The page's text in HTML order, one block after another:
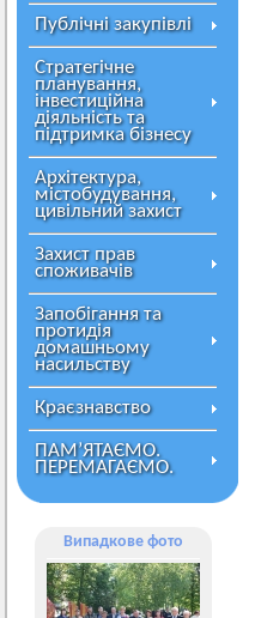
Публічні закупівлі
Стратегічне
планування,
інвестиційна
діяльність та
підтримка бізнесу
Архітектура,
містобудування,
цивільний захист
Захист прав
споживачів
Запобігання та
протидія
домашньому
насильству
Краєзнавство
ПАМ’ЯТАЄМО.
ПЕРЕМАГАЄМО.
Випадкове фото